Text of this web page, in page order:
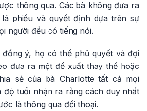
thông qua. Các bà không đưa ra
phiếu và quyết định dựa trên sự
người đều có tiếng nói.
ý, họ có thể phủ quyết và đợi
đưa ra một đề xuất thay thế hoặc
sẻ của bà Charlotte tất cả mọi
độ tuổi nhận ra rằng cách duy nhất
là thông qua đối thoại.